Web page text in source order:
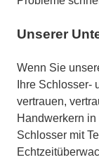
Unserer
Wenn Sie
Ihre Schlosser-
vertrauen,
Handwerkern
Schlosser mit